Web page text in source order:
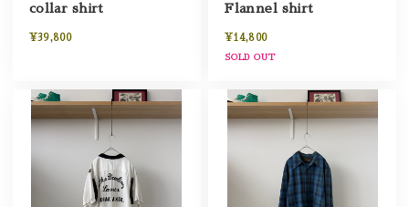
collar shirt
¥39,800
Flannel shirt
¥14,800
SOLD OUT